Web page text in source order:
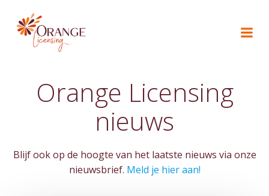
Orange Licensing
nieuws
Blijf ook op de hoogte van het laatste nieuws via onze
nieuwsbrief. Meld je hier aan!